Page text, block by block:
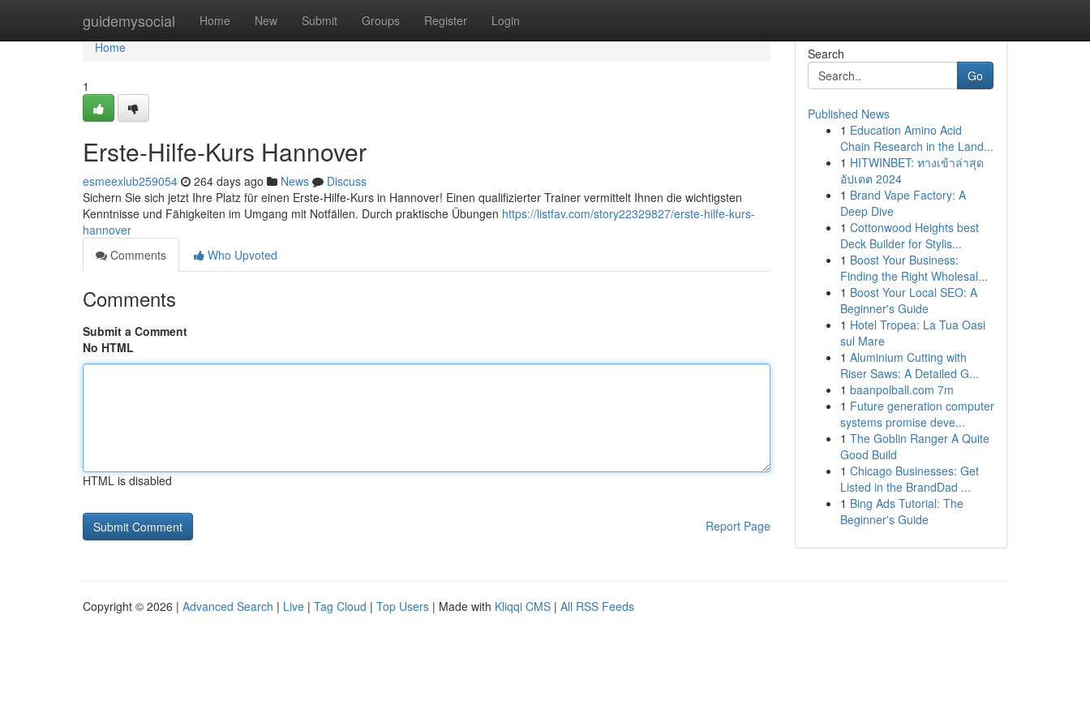
guidemysocial Home New Submit Groups Register Login
Home
Home
1
Erste-Hilfe-Kurs Hannover
esmeexlub259054 264 days ago News
Discuss
Sichern Sie sich jetzt Ihre Platz für einen Erste-Hilfe-Kurs in Hannover! Einen qualifizierter Trainer vermittelt Ihnen die wichtigsten
Kenntnisse und Fähigkeiten im Umgang mit Notfällen. Durch praktische Übungen https://listfav.com/story22329827/erste-hilfe-kurs-
hannover
Comments
Who Upvoted
Comments
Submit a Comment
No HTML
HTML is disabled
Report Page
Search
Go
Published News
1 Education Amino Acid
Chain Research in the Land...
1 HITWINBET: ทางเข้าล่าสุด
อัปเดต 2024
1 Brand Vape Factory: A
Deep Dive
1 Cottonwood Heights best
Deck Builder for Stylis...
1 Boost Your Business:
Finding the Right Wholesal...
1 Boost Your Local SEO: A
Beginner's Guide
1 Hotel Tropea: La Tua Oasi
sul Mare
1 Aluminium Cutting with
Riser Saws: A Detailed G...
1 baanpolball.com 7m
1 Future generation computer
systems promise deve...
1 The Goblin Ranger A Quite
Good Build
1 Chicago Businesses: Get
Listed in the BrandDad ...
1 Bing Ads Tutorial: The
Beginner's Guide
Copyright © 2026 | Advanced Search | Live | Tag Cloud | Top Users | Made with Kliqqi CMS | All RSS Feeds